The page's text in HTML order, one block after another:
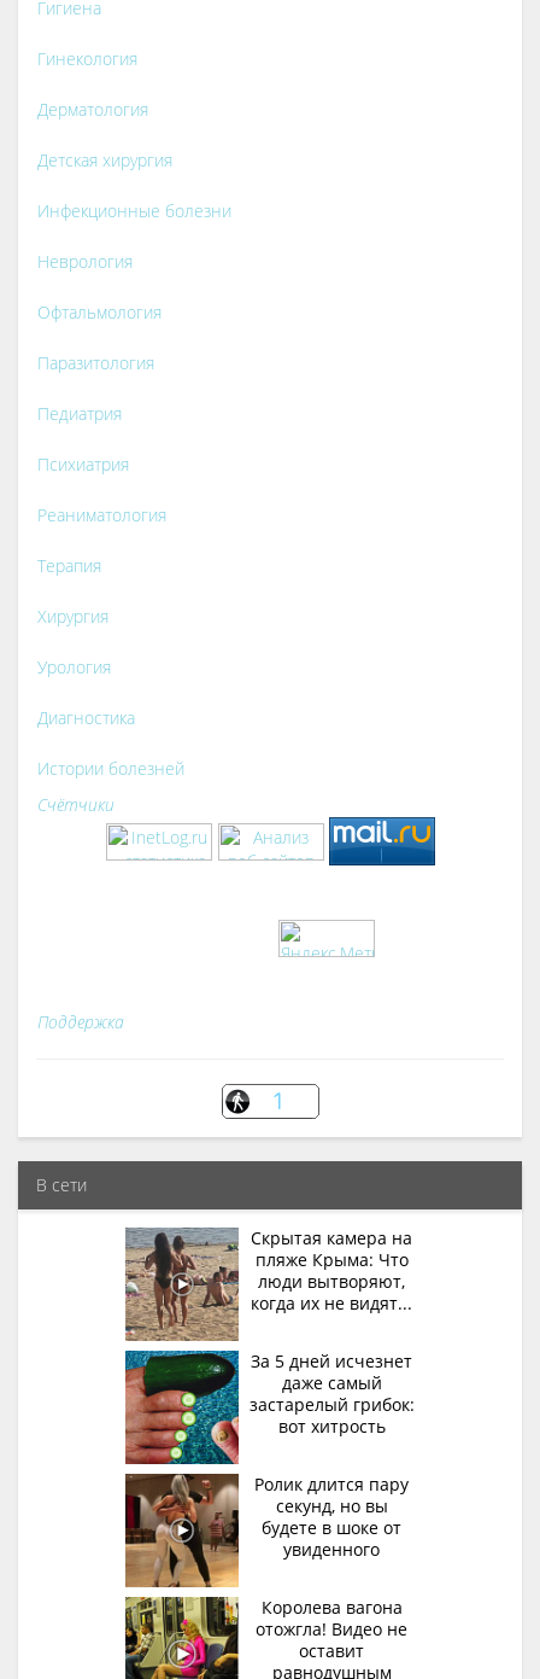
Гигиена
Гинекология
Дерматология
Детская хирургия
Инфекционные болезни
Неврология
Офтальмология
Паразитология
Педиатрия
Психиатрия
Реаниматология
Терапия
Хирургия
Урология
Диагностика
Истории болезней
Счётчики
Поддержка
В сети
Скрытая камера на
пляже Крыма: Что
люди вытворяют,
За 5 дней исчезнет
даже самый
застарелый грибок:
вот хитрость
Ролик длится пару
секунд, но вы
будете в шоке от
увиденного
Королева вагона
отожгла! Видео не
оставит
равнодушным
Грибок на ногтях
стирается как
ластиком! Простой
домашний метод